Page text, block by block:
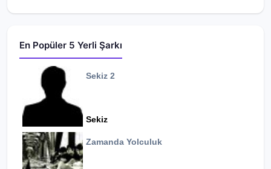
En Popüler 5 Yerli Şarkı
Sekiz 2
Sekiz
Zamanda Yolculuk